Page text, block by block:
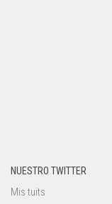
NUESTRO TWITTER
Mis tuits